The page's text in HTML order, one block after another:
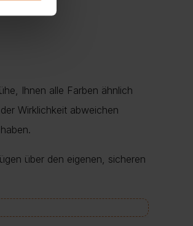
Ihnen alle Farben ähnlich
Wirklichkeit abweichen
über den eigenen, sicheren